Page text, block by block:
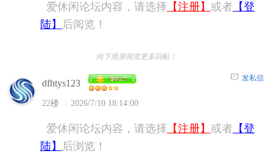
爱休闲论坛内容，请选择 【注册】 或者 【登
陆】
后阅览！
向下滑屏阅览更多回帖！
dfhtys123
22楼 2026/7/10 18:14:00
发私信
爱休闲论坛内容，请选择 【注册】 或者 【登
陆】
后浏览！